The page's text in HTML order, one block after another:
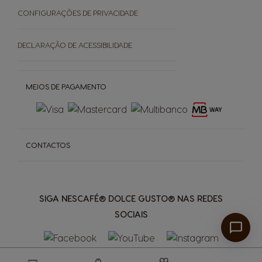
SOBRE
Cápsulas Castanhas
SIGA NESCAFÉ® DOLCE GUSTO® NAS REDES
SOCIAIS
MEIOS DE PAGAMENTO
CONTACTOS
CONFIGURAÇÕES DE PRIVACIDADE
DECLARAÇÃO DE ACESSIBILIDADE